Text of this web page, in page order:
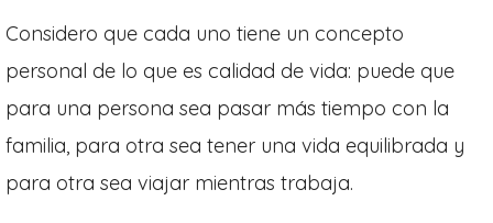
Considero que cada uno tiene un concepto
personal de lo que es calidad de vida: puede que
para una persona sea pasar más tiempo con la
familia, para otra sea tener una vida equilibrada y
para otra sea viajar mientras trabaja.